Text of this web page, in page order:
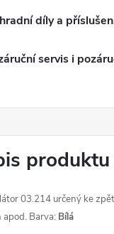
díly a
servis i
produktu
03.214 určený ke
Barva: Bílá